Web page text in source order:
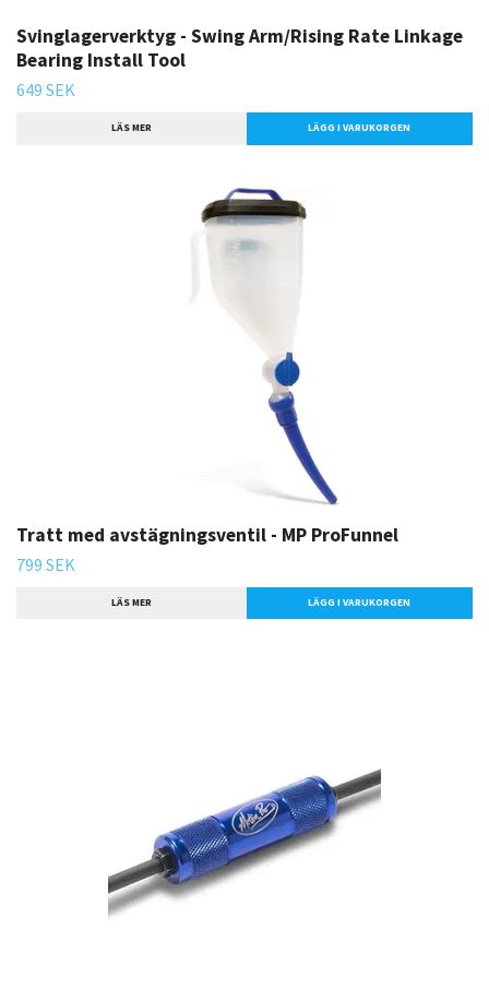
Svinglagerverktyg - Swing Arm/Rising Rate Linkage
Bearing Install Tool
649 SEK
LÄS MER
Tratt med avstägningsventil - MP ProFunnel
799 SEK
LÄS MER